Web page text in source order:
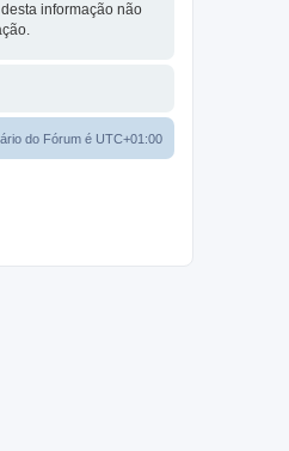
informação não
do Fórum é UTC+01:00